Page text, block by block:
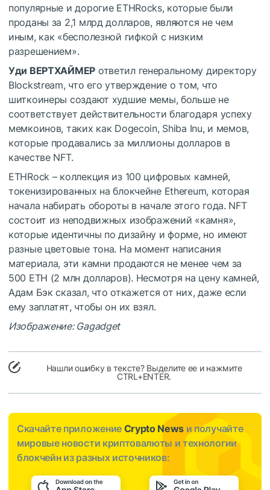
популярные и дорогие ETHRocks, которые были
проданы за 2,1 млрд долларов, являются не чем
иным, как «бесполезной гифкой с низким
разрешением».
Уди ВЕРТХАЙМЕР ответил генеральному директору
Blockstream, что его утверждение о том, что
шиткоинеры создают худшие мемы, больше не
соответствует действительности благодаря успеху
мемкоинов, таких как Dogecoin, Shiba Inu, и мемов,
которые продавались за миллионы долларов в
качестве NFT.
ETHRock – коллекция из 100 цифровых камней,
токенизированных на блокчейне Ethereum, которая
начала набирать обороты в начале этого года. NFT
состоит из неподвижных изображений «камня»,
которые идентичны по дизайну и форме, но имеют
разные цветовые тона. На момент написания
материала, эти камни продаются не менее чем за
500 ETH (2 млн долларов). Несмотря на цену камней,
Адам Бэк сказал, что откажется от них, даже если
ему заплатят, чтобы он их взял.
Изображение: Gagadget
Нашли ошибку в тексте? Выделите ее и нажмите
CTRL+ENTER.
Скачайте приложение Crypto News и получайте
мировые новости криптовалюты и технологии
блокчейн из разных источников: